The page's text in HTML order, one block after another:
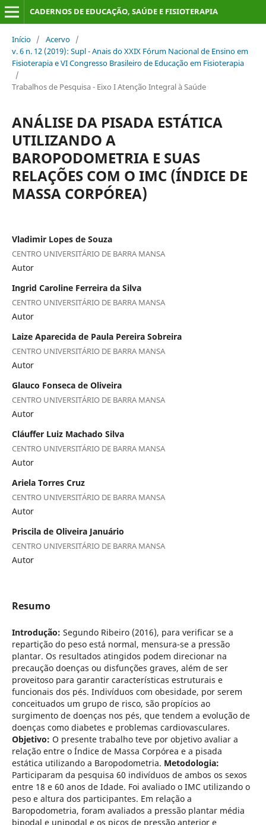
CADERNOS DE EDUCAÇÃO, SAÚDE E FISIOTERAPIA
Início / Acervo /
v. 6 n. 12 (2019): Supl - Anais do XXIX Fórum Nacional de Ensino em
Fisioterapia e VI Congresso Brasileiro de Educação em Fisioterapia
/
Trabalhos de Pesquisa - Eixo I Atenção Integral à Saúde
ANÁLISE DA PISADA ESTÁTICA
UTILIZANDO A
BAROPODOMETRIA E SUAS
RELAÇÕES COM O IMC (ÍNDICE DE
MASSA CORPÓREA)
Vladimir Lopes de Souza
CENTRO UNIVERSITÁRIO DE BARRA MANSA
Autor
Ingrid Caroline Ferreira da Silva
CENTRO UNIVERSITÁRIO DE BARRA MANSA
Autor
Laize Aparecida de Paula Pereira Sobreira
CENTRO UNIVERSITÁRIO DE BARRA MANSA
Autor
Glauco Fonseca de Oliveira
CENTRO UNIVERSITÁRIO DE BARRA MANSA
Autor
Cláuffer Luiz Machado Silva
CENTRO UNIVERSITÁRIO DE BARRA MANSA
Autor
Ariela Torres Cruz
CENTRO UNIVERSITÁRIO DE BARRA MANSA
Autor
Priscila de Oliveira Januário
CENTRO UNIVERSITÁRIO DE BARRA MANSA
Autor
Resumo
Introdução: Segundo Ribeiro (2016), para verificar se a
repartição do peso está normal, mensura-se a pressão
plantar. Os resultados atingidos podem direcionar na
precaução doenças ou disfunções graves, além de ser
proveitoso para garantir características estruturais e
funcionais dos pés. Indivíduos com obesidade, por serem
conceituados um grupo de risco, são propícios ao
surgimento de doenças nos pés, que tendem a evolução de
doenças como diabetes e problemas cardiovasculares.
Objetivo: O presente trabalho teve por objetivo avaliar a
relação entre o Índice de Massa Corpórea e a pisada
estática utilizando a Baropodometria. Metodologia:
Participaram da pesquisa 60 indivíduos de ambos os sexos
entre 18 e 60 anos de Idade. Foi avaliado o IMC utilizando o
peso e altura dos participantes. Em relação a
Baropodometria, foram avaliados a pressão plantar média
bipodal e unipodal e os picos de pressão anterior e